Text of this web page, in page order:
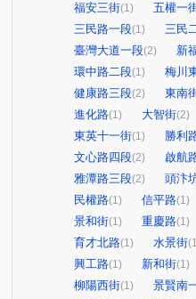
福安三街(1) 五權一
三民路一段(1) 三民
臺灣大道一段(2) 新
環中路二段(1) 梅川
健康路三段(2) 東南
進化路(1) 大智街(2)
東英十一街(1) 勝利
文心路四段(2) 啟航
雅潭路三段(2) 頭汴
民權路(1) 信平路(1)
景和街(1) 重慶路(1)
育才北路(1) 水景街
興工路(1) 新和街(1)
柳陽西街(1) 景賢南